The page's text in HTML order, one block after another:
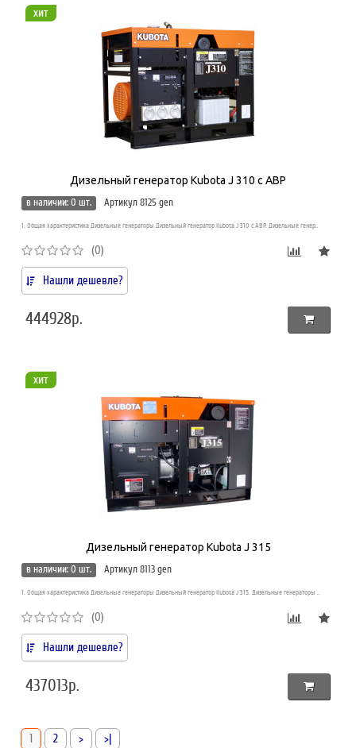
хит
Дизельный генератор Kubota J 310 с АВР
в наличии: 0 шт.
Артикул 8125 gen
1. Общая характеристика Дизельные генераторы Дизельный генератор Kubota J 310 с АВР. Дизельные генер..
(0)
Нашли дешевле?
444928р.
хит
Дизельный генератор Kubota J 315
в наличии: 0 шт.
Артикул 8113 gen
1. Общая характеристика Дизельные генераторы Дизельный генератор Kubota J 315. Дизельные генераторы ..
(0)
Нашли дешевле?
437013р.
1 2 >
>|